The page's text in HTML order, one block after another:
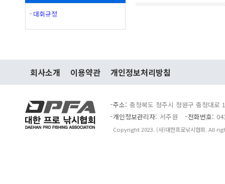
대회규정
회사소개 이용약관 개인정보처리방침
주소 충청북도 청주시 청원구 충청대로
개인정보관리자 서주원 전화번호
Copyright 2023. (사)대한프로낚시협회. All